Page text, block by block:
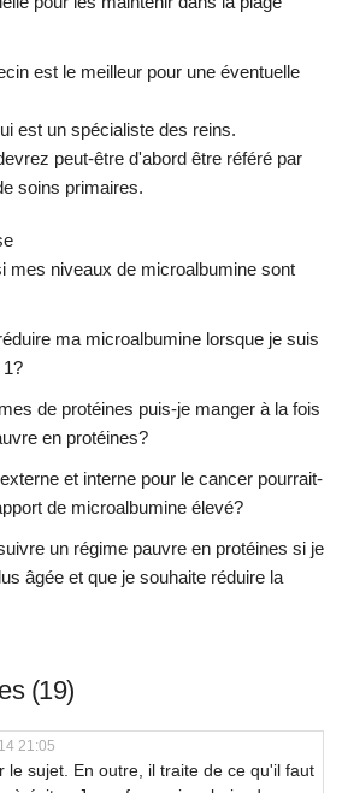
est le meilleur pour une éventuelle
est un spécialiste des reins.
peut-être d'abord être référé par
soins primaires.
mes niveaux de microalbumine sont
ma microalbumine lorsque je suis
1?
de protéines puis-je manger à la fois
en protéines?
et interne pour le cancer pourrait-
de microalbumine élevé?
un régime pauvre en protéines si je
âgée et que je souhaite réduire la
(19)
21:05
le sujet. En outre, il traite de ce qu'il faut